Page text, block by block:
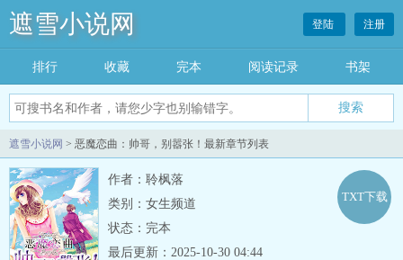
遮雪小说网 登陆 注册
排行 收藏 完本 阅读记录 书架
遮雪小说网 > 恶魔恋曲：帅哥，别嚣张！最新章节列表
作者：聆枫落
类别：女生频道
状态：完本
TXT下载
最后更新：2025-10-30 04:44